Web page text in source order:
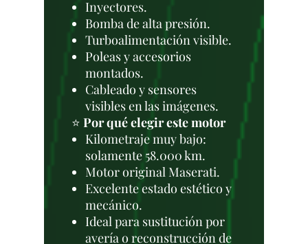
Inyectores.
Bomba de alta presión.
Turboalimentación visible.
Poleas y accesorios
montados.
Cableado y sensores
visibles en las imágenes.
⭐ Por qué elegir este motor
Kilometraje muy bajo:
solamente 58.000 km.
Motor original Maserati.
Excelente estado estético y
mecánico.
Ideal para sustitución por
avería o reconstrucción de